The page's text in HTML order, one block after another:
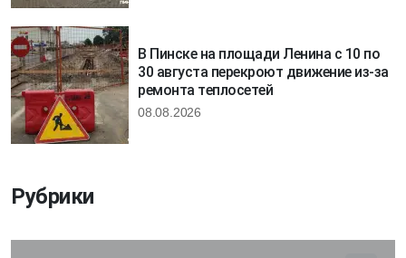
В Пинске на площади Ленина с 10 по
30 августа перекроют движение из-за
ремонта теплосетей
08.08.2026
Рубрики